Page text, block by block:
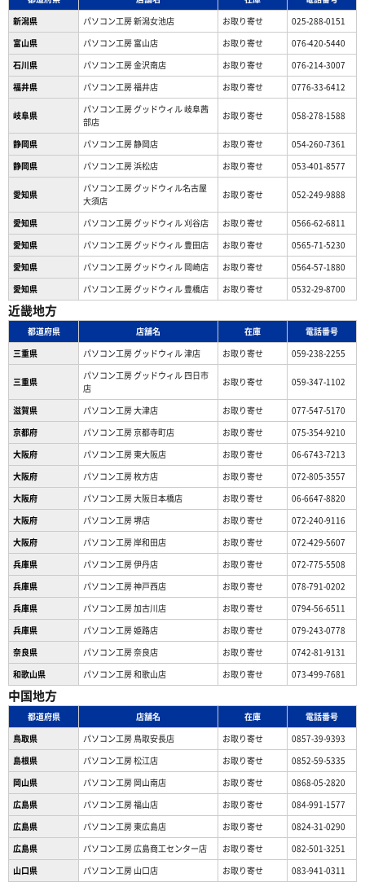
新潟県
パソコン工房 新潟女池店 お取り寄せ
025-288-0151
富山県
パソコン工房 富山店 お取り寄せ
076-420-5440
石川県
パソコン工房 金沢南店 お取り寄せ
076-214-3007
福井県
パソコン工房 福井店 お取り寄せ 0776-33-6412
岐阜県
パソコン工房 グッドウィル 岐阜茜
部店
お取り寄せ 058-278-1588
静岡県 パソコン工房 静岡店 お取り寄せ
054-260-7361
静岡県
パソコン工房 浜松店 お取り寄せ 053-401-8577
愛知県
パソコン工房 グッドウィル名古屋
大須店
お取り寄せ 052-249-9888
愛知県 パソコン工房 グッドウィル 刈谷店 お取り寄せ
0566-62-6811
愛知県
パソコン工房 グッドウィル 豊田店 お取り寄せ
0565-71-5230
愛知県
パソコン工房 グッドウィル 岡崎店 お取り寄せ
0564-57-1880
愛知県
パソコン工房 グッドウィル 豊橋店 お取り寄せ 0532-29-8700
近畿地方
都道府県 店舗名 在庫
電話番号
三重県
パソコン工房 グッドウィル 津店 お取り寄せ 059-238-2255
三重県
パソコン工房 グッドウィル 四日市
店
お取り寄せ 059-347-1102
滋賀県 パソコン工房 大津店 お取り寄せ
077-547-5170
京都府
パソコン工房 京都寺町店 お取り寄せ
075-354-9210
大阪府
パソコン工房 東大阪店 お取り寄せ
06-6743-7213
大阪府
パソコン工房 枚方店 お取り寄せ
072-805-3557
大阪府
パソコン工房 大阪日本橋店 お取り寄せ
06-6647-8820
大阪府
パソコン工房 堺店 お取り寄せ
072-240-9116
大阪府
パソコン工房 岸和田店 お取り寄せ
072-429-5607
兵庫県
パソコン工房 伊丹店 お取り寄せ
072-775-5508
兵庫県
パソコン工房 神戸西店 お取り寄せ
078-791-0202
兵庫県
パソコン工房 加古川店 お取り寄せ
0794-56-6511
兵庫県
パソコン工房 姫路店 お取り寄せ
079-243-0778
奈良県
パソコン工房 奈良店 お取り寄せ
0742-81-9131
和歌山県
パソコン工房 和歌山店 お取り寄せ 073-499-7681
中国地方
都道府県 店舗名 在庫
電話番号
鳥取県
パソコン工房 鳥取安長店 お取り寄せ
0857-39-9393
島根県
パソコン工房 松江店 お取り寄せ
0852-59-5335
岡山県
パソコン工房 岡山南店 お取り寄せ
0868-05-2820
広島県
パソコン工房 福山店 お取り寄せ
084-991-1577
広島県
パソコン工房 東広島店 お取り寄せ
0824-31-0290
広島県
パソコン工房 広島商工センター店 お取り寄せ
082-501-3251
山口県
パソコン工房 山口店 お取り寄せ 083-941-0311